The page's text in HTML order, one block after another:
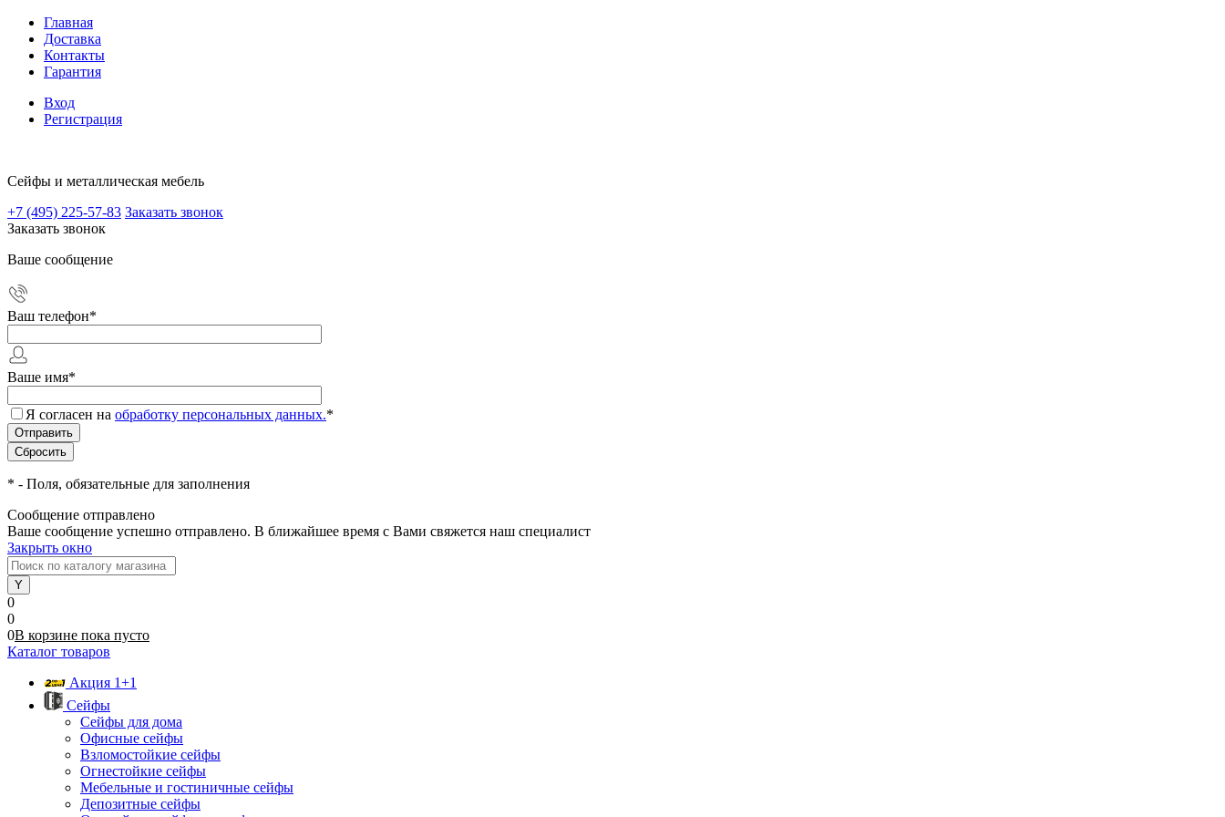
Главная
Доставка
Контакты
Гарантия
Вход
Регистрация
Сейфы и металлическая мебель
+7 (495) 225-57-83 Заказать звонок
Заказать звонок
Ваше сообщение
Ваш телефон*
Ваше имя*
Я согласен на обработку персональных данных.*
* - Поля, обязательные для заполнения
Сообщение отправлено
Ваше сообщение успешно отправлено. В ближайшее время с Вами свяжется наш специалист
Закрыть окно
0
0
0В корзине пока пусто
Каталог товаров
Акция 1+1
Сейфы
Сейфы для дома
Офисные сейфы
Взломостойкие сейфы
Огнестойкие сейфы
Мебельные и гостиничные сейфы
Депозитные сейфы